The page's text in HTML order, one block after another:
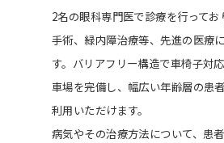
2名の眼科専門医で診療を行ってお
手術、緑内障治療等、先進の医療
す。バリアフリー構造で車椅子対
車場を完備し、幅広い年齢層の患
利用いただけます。
病気やその治療方法について、患